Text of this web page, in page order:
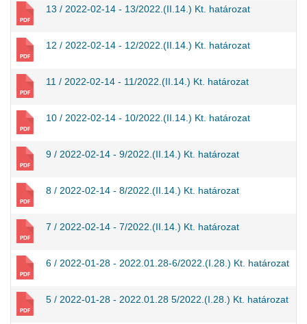
13 / 2022-02-14 - 13/2022.(II.14.) Kt. határozat
12 / 2022-02-14 - 12/2022.(II.14.) Kt. határozat
11 / 2022-02-14 - 11/2022.(II.14.) Kt. határozat
10 / 2022-02-14 - 10/2022.(II.14.) Kt. határozat
9 / 2022-02-14 - 9/2022.(II.14.) Kt. határozat
8 / 2022-02-14 - 8/2022.(II.14.) Kt. határozat
7 / 2022-02-14 - 7/2022.(II.14.) Kt. határozat
6 / 2022-01-28 - 2022.01.28-6/2022.(I.28.) Kt. határozat
5 / 2022-01-28 - 2022.01.28 5/2022.(I.28.) Kt. határozat